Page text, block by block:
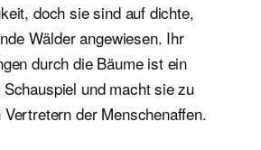
doch sie sind auf dichte,
Wälder angewiesen. Ihr
durch die Bäume ist ein
und macht sie zu
der Menschenaffen.